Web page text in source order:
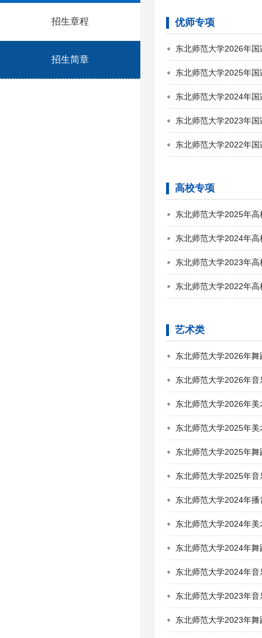
招生章程
招生简章
优师专项
东北师范大学2026年
东北师范大学2025年
东北师范大学2024年
东北师范大学2023年
东北师范大学2022年
高校专项
东北师范大学2025年
东北师范大学2024年
东北师范大学2023年
东北师范大学2022年
艺术类
东北师范大学2026年
东北师范大学2026年
东北师范大学2026年
东北师范大学2025年
东北师范大学2025年
东北师范大学2025年
东北师范大学2024年
东北师范大学2024年
东北师范大学2024年
东北师范大学2024年
东北师范大学2023年
东北师范大学2023年